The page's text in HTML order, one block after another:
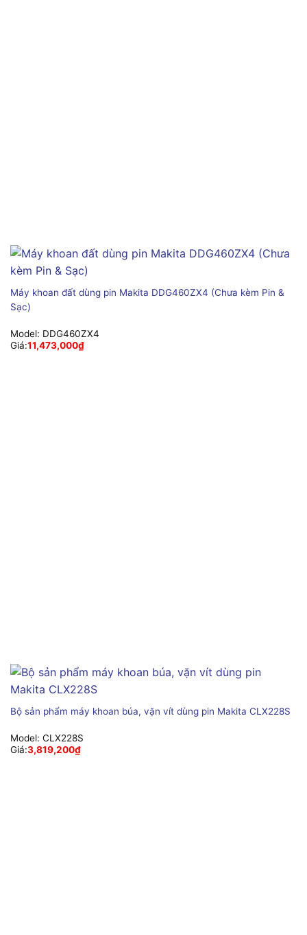
Máy khoan đất dùng pin Makita DDG460ZX4 (Chưa kèm Pin &
Sạc)
Model: DDG460ZX4
Giá:11,473,000₫
Bộ sản phẩm máy khoan búa, vặn vít dùng pin Makita CLX228S
Model: CLX228S
Giá:3,819,200₫